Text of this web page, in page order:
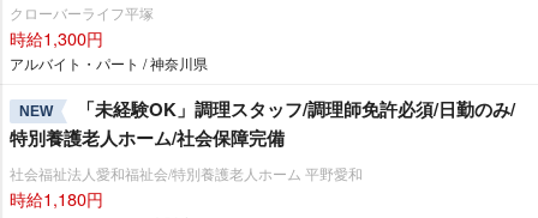
クローバーライフ平塚
時給1,300円
アルバイト・パート / 神奈川県
NEW
「未経験OK」調理スタッフ/調理師免許必須/日勤のみ/
特別養護老人ホーム/社会保障完備
社会福祉法人愛和福祉会/特別養護老人ホーム 平野愛和
時給1,180円